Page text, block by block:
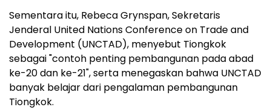
Sementara itu, Rebeca Grynspan, Sekretaris
Jenderal United Nations Conference on Trade and
Development (UNCTAD), menyebut Tiongkok
sebagai "contoh penting pembangunan pada abad
ke-20 dan ke-21", serta menegaskan bahwa UNCTAD
banyak belajar dari pengalaman pembangunan
Tiongkok.